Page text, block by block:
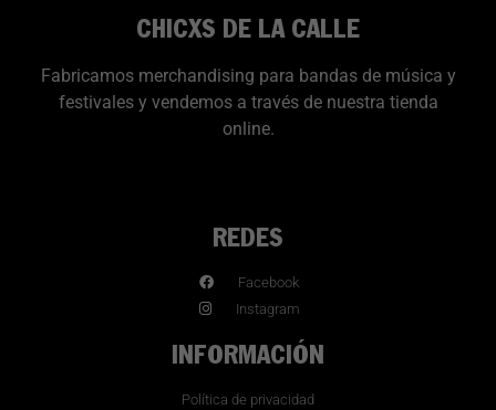
CHICXS DE LA CALLE
Fabricamos merchandising para bandas de música y
festivales y vendemos a través de nuestra tienda
online.
REDES
Facebook
Instagram
INFORMACIÓN
Política de privacidad